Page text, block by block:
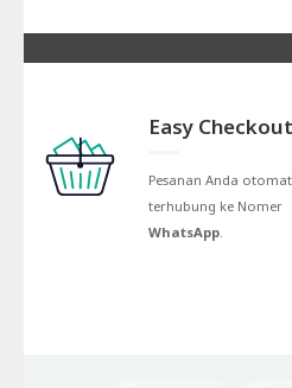
Easy
Pesanan Anda
terhubung ke Nomer
WhatsApp.